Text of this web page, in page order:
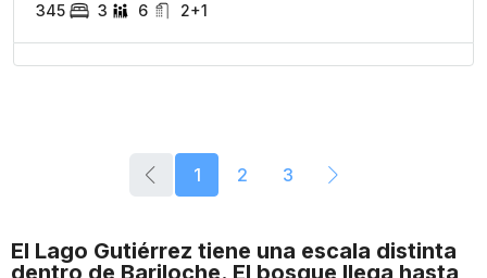
345 3 6 2+1
1 2 3
El Lago Gutiérrez tiene una escala distinta
dentro de Bariloche. El bosque llega hasta